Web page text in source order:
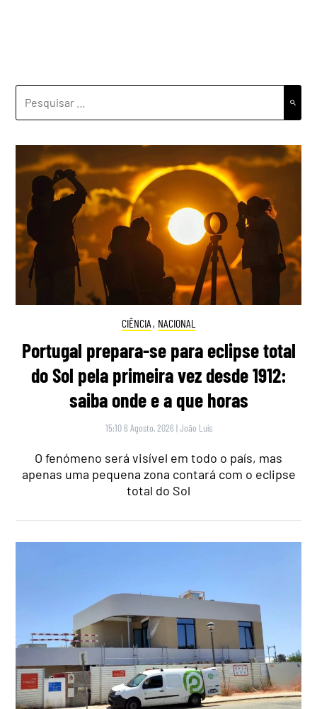
CIÊNCIA , NACIONAL
Portugal prepara-se para eclipse total
do Sol pela primeira vez desde 1912:
saiba onde e a que horas
15:10 6 Agosto, 2026 |João Luís
O fenómeno será visível em todo o país, mas
apenas uma pequena zona contará com o eclipse
total do Sol